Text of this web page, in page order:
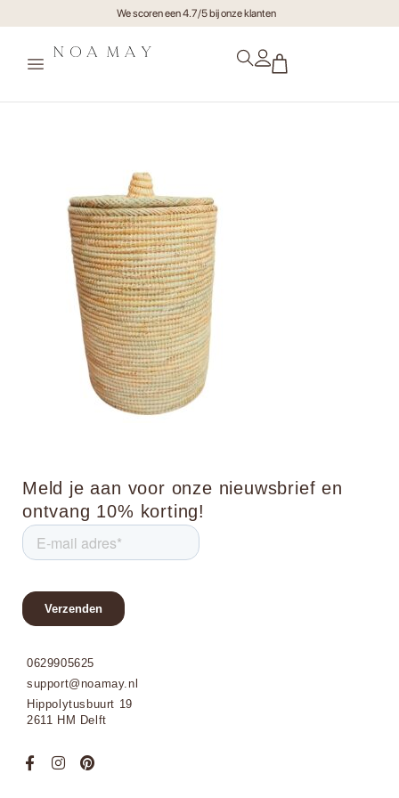
We scoren een 4.7/5 bij onze klanten
Meld je aan voor onze nieuwsbrief en
ontvang 10% korting!
0629905625
support@noamay.nl
Hippolytusbuurt 19
2611 HM Delft